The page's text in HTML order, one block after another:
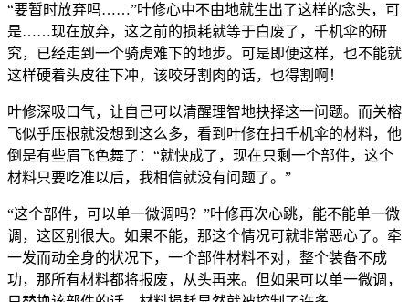
“要暂时放弃吗……”叶修心中不由地就生出了这样的念头，可
是……现在放弃，这之前的损耗就等于白废了，千机伞的研
究，已经走到一个骑虎难下的地步。可是即便这样，也不能就
这样硬着头皮往下冲，该咬牙割肉的话，也得割啊！
叶修深吸口气，让自己可以清醒理智地抉择这一问题。而关榕
飞似乎压根就没想到这么多，看到叶修在扫千机伞的材料，他
倒是有些眉飞色舞了：“就快成了，现在只剩一个部件，这个
材料只要吃准以后，我相信就没有问题了。”
“这个部件，可以单一微调吗？”叶修再次心跳，能不能单一微
调，这区别很大。如果不能，那这个情况可就非常恶心了。牵
一发而动全身的状况下，一个部件材料不对，整个装备不成
功，那所有材料都将报废，从头再来。但如果可以单一微调，